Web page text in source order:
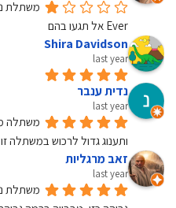
Ever אל תגעו בהם
Shira Davidson
last year
נדית ענבר
last year
ותענוג גדול לרכוש במשתלה זו
זאב מרגליות
last year